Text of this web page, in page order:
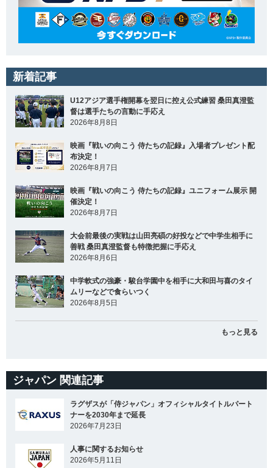
新着記事
U12アジア選手権開幕を翌日に控え公式練習 桑田真澄監
督は選手たちの言動に手応え
2026年8月8日
映画『戦いの向こう 侍たちの記録』入場者プレゼント配
布決定！
2026年8月7日
映画『戦いの向こう 侍たちの記録』ユニフォーム展示 開
催決定！
2026年8月7日
大会前最後の実戦は山田亮碩の好投などで中学生相手に
善戦 桑田真澄監督も特徴把握に手応え
2026年8月6日
中学軟式の強豪・駿台学園中を相手に大和田与喜のタイ
ムリーなどで食らいつく
2026年8月5日
もっと見る
ジャパン 関連記事
ラグザスが「侍ジャパン」オフィシャルタイトルパート
ナーを2030年まで延長
2026年7月23日
人事に関するお知らせ
2026年5月11日